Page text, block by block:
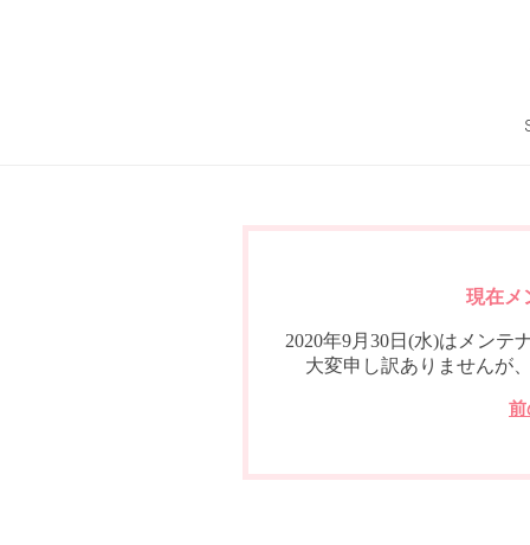
現在メ
2020年9月30日(水)はメンテ
大変申し訳ありませんが
前